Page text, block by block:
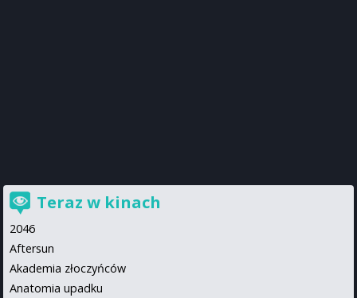
Teraz w kinach
2046
Aftersun
Akademia złoczyńców
Anatomia upadku